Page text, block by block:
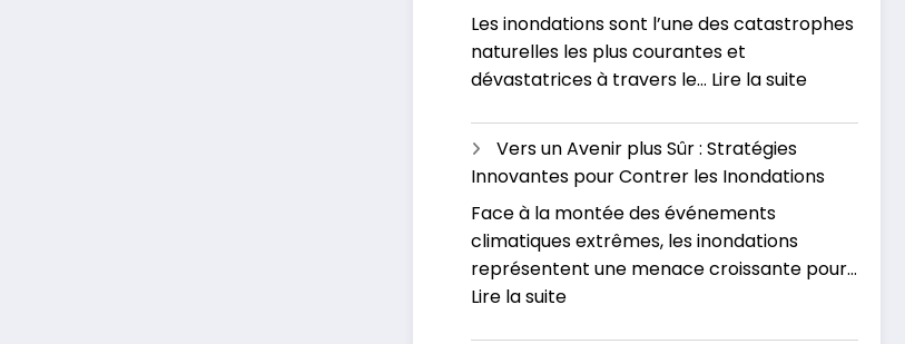
:
les
se
Les inondations sont l’une des catastrophes
naturelles les plus courantes et
dévastatrices à travers le… Lire la suite:
fléau
Vers un Avenir plus Sûr : Stratégies
Innovantes pour Contrer les Inondations
Face à la montée des événements
climatiques extrêmes, les inondations
représentent une menace croissante pour…
Lire la suite: